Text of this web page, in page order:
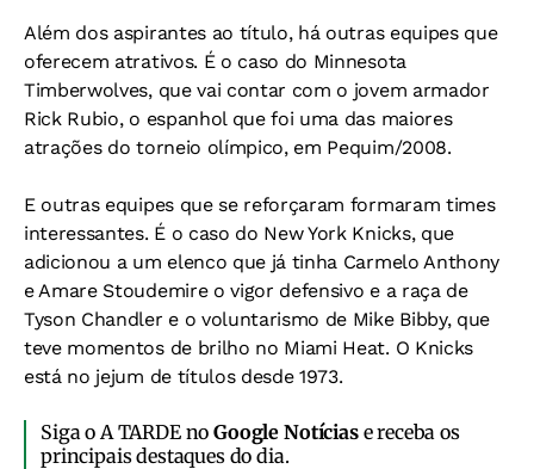
Além dos aspirantes ao título, há outras equipes que
oferecem atrativos. É o caso do Minnesota
Timberwolves, que vai contar com o jovem armador
Rick Rubio, o espanhol que foi uma das maiores
atrações do torneio olímpico, em Pequim/2008.
E outras equipes que se reforçaram formaram times
interessantes. É o caso do New York Knicks, que
adicionou a um elenco que já tinha Carmelo Anthony
e Amare Stoudemire o vigor defensivo e a raça de
Tyson Chandler e o voluntarismo de Mike Bibby, que
teve momentos de brilho no Miami Heat. O Knicks
está no jejum de títulos desde 1973.
Siga o A TARDE noGoogle Notíciase receba os
principais destaques do dia.